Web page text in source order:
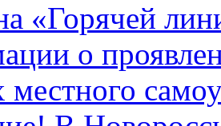
«Горячей
о
местного